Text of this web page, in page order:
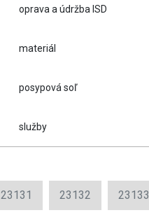
oprava a údržba ISD
materiál
posypová soľ
služby
23131 23132 23133